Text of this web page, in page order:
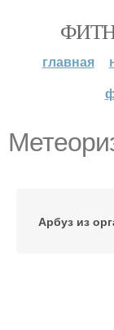
главная
Арбуз из